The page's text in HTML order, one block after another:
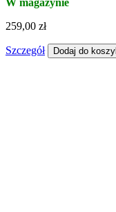
W magazynie
259,00 zł
Szczegół Dodaj do